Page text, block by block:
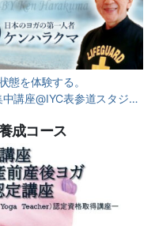
態を体験する。
講座@IYC表参道スタジ…
成コース